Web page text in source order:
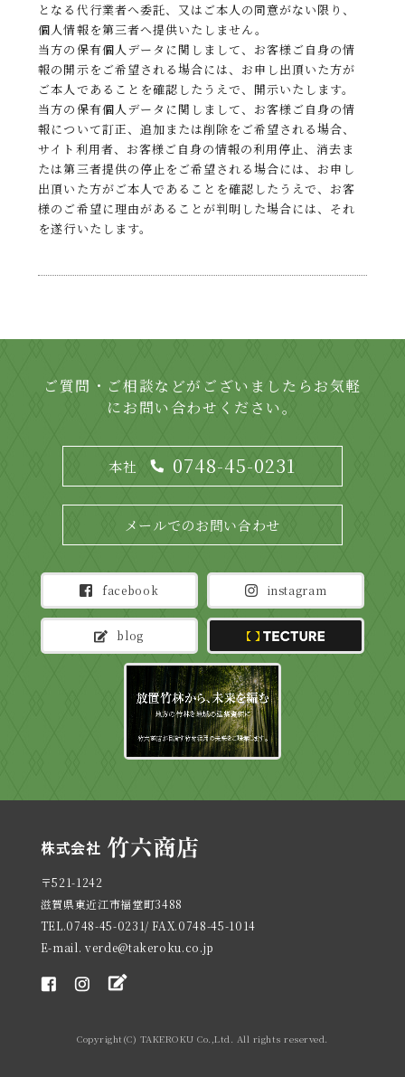
となる代行業者へ委託、又はご本人の同意がない限り、
個人情報を第三者へ提供いたしません。
当方の保有個人データに関しまして、お客様ご自身の情
報の開示をご希望される場合には、お申し出頂いた方が
ご本人であることを確認したうえで、開示いたします。
当方の保有個人データに関しまして、お客様ご自身の情
報について訂正、追加または削除をご希望される場合、
サイト利用者、お客様ご自身の情報の利用停止、消去ま
たは第三者提供の停止をご希望される場合には、お申し
出頂いた方がご本人であることを確認したうえで、お客
様のご希望に理由があることが判明した場合には、それ
を遂行いたします。
ご質問・ご相談などがございましたらお気軽
にお問い合わせください。
本社 0748-45-0231
メールでのお問い合わせ
facebook instagram
blog TECTURE
〒521-1242
滋賀県東近江市福堂町3488
TEL.0748-45-0231/ FAX.0748-45-1014
E-mail. verde@takeroku.co.jp
Copyright(C) TAKEROKU Co.,Ltd. All rights reserved.